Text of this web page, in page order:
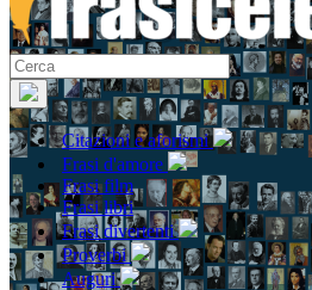
Citazioni e aforismi
Frasi d'amore
Frasi film
Frasi libri
Frasi divertenti
Proverbi
Auguri